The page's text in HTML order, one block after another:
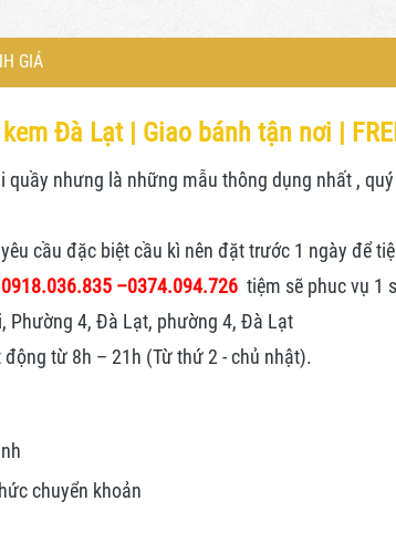
GIÁ
Đà Lạt | Giao bánh tận nơi |
quầy nhưng là những mẫu thông dụng nhất ,
cầu đặc biệt cầu kì nên đặt trước 1 ngày để
0918.036.835 –0374.094.726 tiệm sẽ phuc vụ 1
Phường 4, Đà Lạt, phường 4, Đà Lạt
động từ 8h – 21h (Từ thứ 2 - chủ nhật).
chuyển khoản